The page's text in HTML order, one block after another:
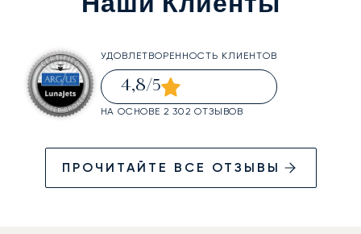
Наши Клиенты
УДОВЛЕТВОРЕННОСТЬ КЛИЕНТОВ
4,8/5
НА ОСНОВЕ 2 302 ОТЗЫВОВ
ПРОЧИТАЙТЕ ВСЕ ОТЗЫВЫ